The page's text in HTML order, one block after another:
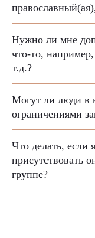
Нужно ли мне
что-то,
т.д.?
Могут ли люди в
ограничениями
Что делать,
присутствовать
группе?